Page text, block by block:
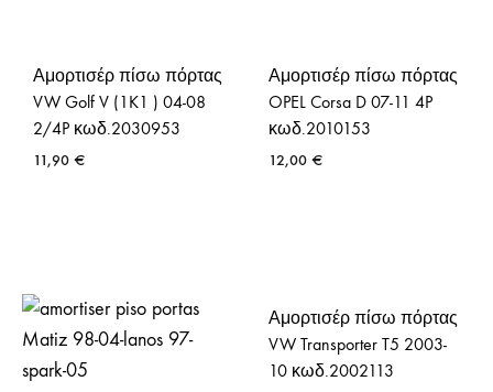
Αμορτισέρ πίσω πόρτας
VW Golf V (1K1 ) 04-08
2/4P κωδ.2030953
11,90 €
Αμορτισέρ πίσω πόρτας
OPEL Corsa D 07-11 4P
κωδ.2010153
12,00 €
Αμορτισέρ πίσω πόρτας
VW Transporter T5 2003-
10 κωδ.2002113